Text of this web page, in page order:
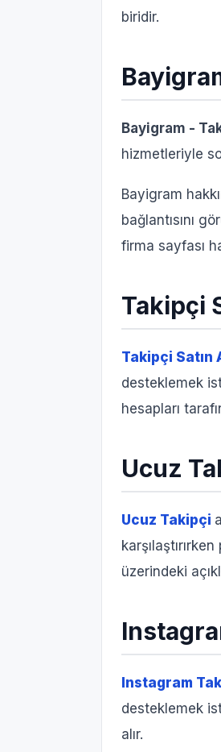
biridir.
Bayigram -
hizmetleriyle
Bayigram
bağlantısını
firma sayfası
Takipçi
Takipçi Satın
desteklemek
hesapları
Ucuz
Ucuz Takipçi
üzerindeki
Instagram
desteklemek
alır.